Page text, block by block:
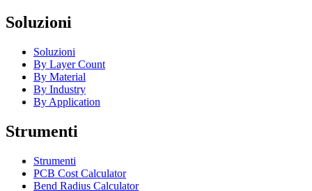
Soluzioni
Soluzioni
By Layer Count
By Material
By Industry
By Application
Strumenti
Strumenti
PCB Cost Calculator
Bend Radius Calculator